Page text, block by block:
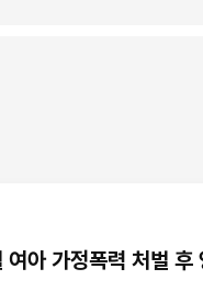
아 가정폭력 처벌 후